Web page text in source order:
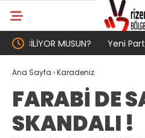
Yeni Parti İktidar
Memleketi Rize’den Başladı
Ana Sayfa ›Karadeniz
FARABİ DE
SKANDALI !